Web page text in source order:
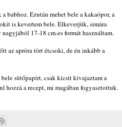
babhoz. Ezután mehet bele a kakaópor, a
is kevertem bele. Elkeverjük, simára
17-18 cm-es formát használtam.
az apróra tört étcsoki, de én inkább a
sütőpapírt, csak kicsit kivajaztam a
hozzá a recept, mi magában fogyasztottuk.